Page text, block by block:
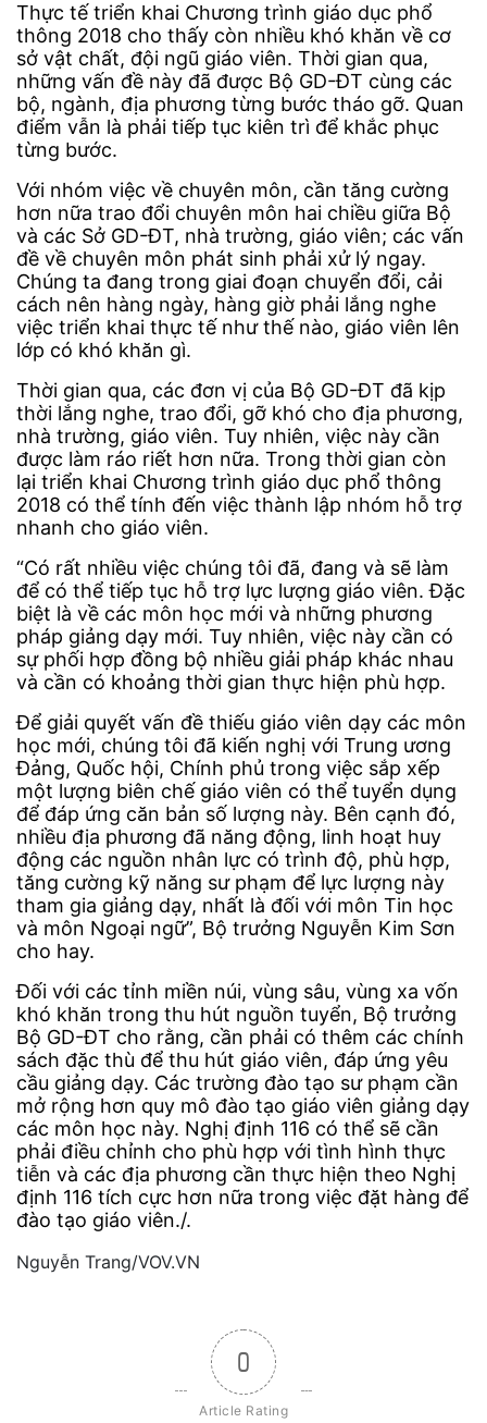
Thực tế triển khai Chương trình giáo dục phổ
thông 2018 cho thấy còn nhiều khó khăn về cơ
sở vật chất, đội ngũ giáo viên. Thời gian qua,
những vấn đề này đã được Bộ GD-ĐT cùng các
bộ, ngành, địa phương từng bước tháo gỡ. Quan
điểm vẫn là phải tiếp tục kiên trì để khắc phục
từng bước.
Với nhóm việc về chuyên môn, cần tăng cường
hơn nữa trao đổi chuyên môn hai chiều giữa Bộ
và các Sở GD-ĐT, nhà trường, giáo viên; các vấn
đề về chuyên môn phát sinh phải xử lý ngay.
Chúng ta đang trong giai đoạn chuyển đổi, cải
cách nên hàng ngày, hàng giờ phải lắng nghe
việc triển khai thực tế như thế nào, giáo viên lên
lớp có khó khăn gì.
Thời gian qua, các đơn vị của Bộ GD-ĐT đã kịp
thời lắng nghe, trao đổi, gỡ khó cho địa phương,
nhà trường, giáo viên. Tuy nhiên, việc này cần
được làm ráo riết hơn nữa. Trong thời gian còn
lại triển khai Chương trình giáo dục phổ thông
2018 có thể tính đến việc thành lập nhóm hỗ trợ
nhanh cho giáo viên.
“Có rất nhiều việc chúng tôi đã, đang và sẽ làm
để có thể tiếp tục hỗ trợ lực lượng giáo viên. Đặc
biệt là về các môn học mới và những phương
pháp giảng dạy mới. Tuy nhiên, việc này cần có
sự phối hợp đồng bộ nhiều giải pháp khác nhau
và cần có khoảng thời gian thực hiện phù hợp.
Để giải quyết vấn đề thiếu giáo viên dạy các môn
học mới, chúng tôi đã kiến nghị với Trung ương
Đảng, Quốc hội, Chính phủ trong việc sắp xếp
một lượng biên chế giáo viên có thể tuyển dụng
để đáp ứng căn bản số lượng này. Bên cạnh đó,
nhiều địa phương đã năng động, linh hoạt huy
động các nguồn nhân lực có trình độ, phù hợp,
tăng cường kỹ năng sư phạm để lực lượng này
tham gia giảng dạy, nhất là đối với môn Tin học
và môn Ngoại ngữ”, Bộ trưởng Nguyễn Kim Sơn
cho hay.
Đối với các tỉnh miền núi, vùng sâu, vùng xa vốn
khó khăn trong thu hút nguồn tuyển, Bộ trưởng
Bộ GD-ĐT cho rằng, cần phải có thêm các chính
sách đặc thù để thu hút giáo viên, đáp ứng yêu
cầu giảng dạy. Các trường đào tạo sư phạm cần
mở rộng hơn quy mô đào tạo giáo viên giảng dạy
các môn học này. Nghị định 116 có thể sẽ cần
phải điều chỉnh cho phù hợp với tình hình thực
tiễn và các địa phương cần thực hiện theo Nghị
định 116 tích cực hơn nữa trong việc đặt hàng để
đào tạo giáo viên./.
Nguyễn Trang/VOV.VN
0
Article Rating